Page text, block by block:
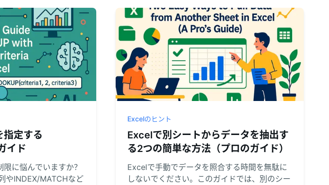
指定する
イド
に悩んでいますか？
やINDEX/MATCHなど
Excelのヒント
Excelで別シートからデータを抽出す
る2つの簡単な方法（プロのガイド）
Excelで手動でデータを照合する時間を無駄に
しないでください。このガイドでは、別のシー